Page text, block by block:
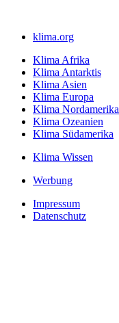
klima.org
Klima Afrika
Klima Antarktis
Klima Asien
Klima Europa
Klima Nordamerika
Klima Ozeanien
Klima Südamerika
Klima Wissen
Werbung
Impressum
Datenschutz